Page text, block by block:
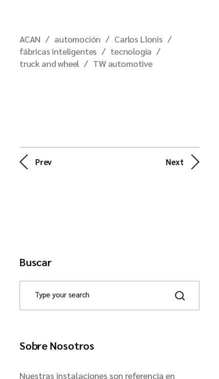
ACAN automoción
Carlos Llonis
fábricas inteligentes
tecnología
truck and wheel
TW automotive
Prev Next
Buscar
Sobre Nosotros
Nuestras instalaciones son referencia en